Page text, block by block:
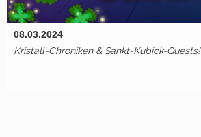
08.03.2024
Kristall-Chroniken & Sankt-Kubick-Quests!